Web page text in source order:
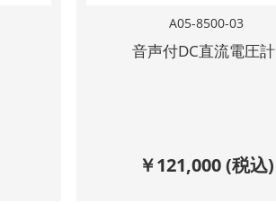
A05-8500-03
音声付DC直流電圧計
￥121,000(税込)